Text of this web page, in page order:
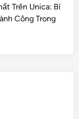
Trên Unica: Bí
Công Trong